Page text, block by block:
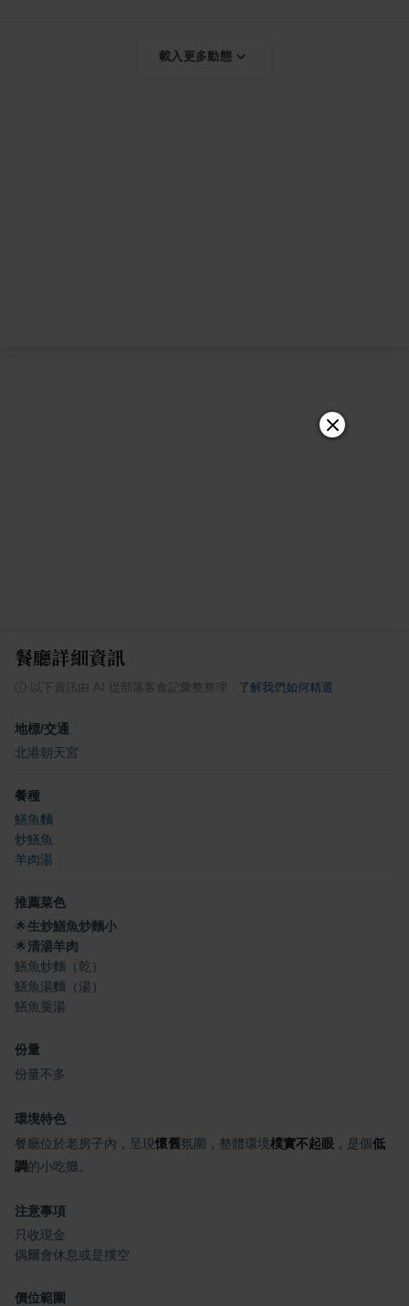
載入更多動態
餐廳詳細資訊
ⓘ 以下資訊由 AI 從部落客食記彙整整理 了解我們如何精選
地標/交通
北港朝天宮
餐種
鱔魚麵
炒鱔魚
羊肉湯
推薦菜色
🌟生炒鱔魚炒麵小
🌟清湯羊肉
鱔魚炒麵（乾）
鱔魚湯麵（湯）
鱔魚羹湯
份量
份量不多
環境特色
餐廳位於老房子內，呈現懷舊氛圍，整體環境樸實不起眼 ，是個低
調的小吃攤。
注意事項
只收現金
偶爾會休息或是撲空
價位範圍